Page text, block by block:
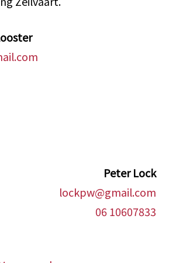
Peter Lock
lockpw@gmail.com
06 10607833